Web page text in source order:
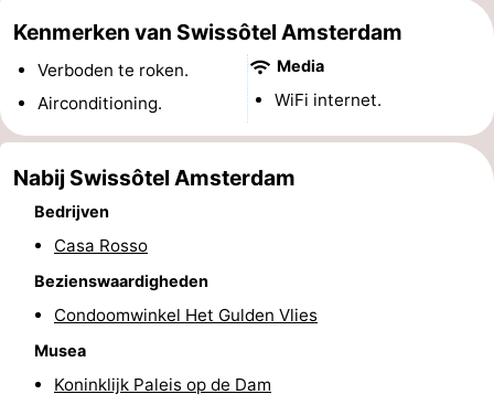
doen
-
Musea
Monumenten
-
Kerken
-
Uitkijkpunten
Attracties
Experiences
Dorpen
Kenmerken van Swissôtel Amsterdam
Verboden te roken.
Airconditioning.
Media
WiFi internet.
Nabij Swissôtel Amsterdam
Bedrijven
Casa Rosso
Bezienswaardigheden
Condoomwinkel Het Gulden Vlies
Musea
Koninklijk Paleis op de Dam